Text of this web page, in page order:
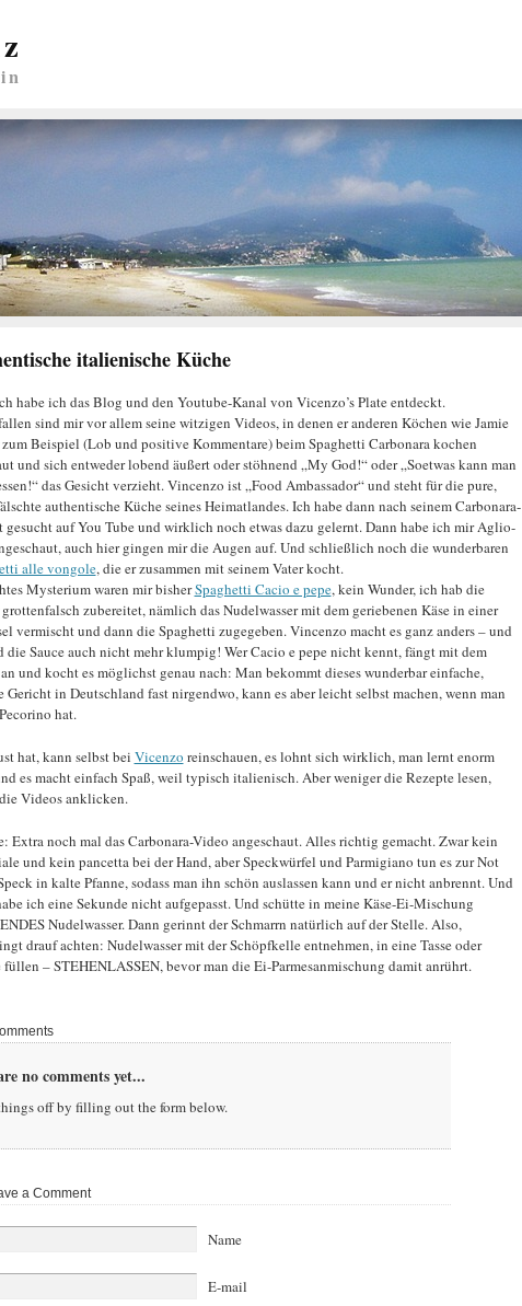
italienische Küche
habe ich das Blog und den Youtube-Kanal von Vicenzo’s Plate entdeckt.
sind mir vor allem seine witzigen Videos, in denen er anderen Köchen wie Jamie
Beispiel (Lob und positive Kommentare) beim Spaghetti Carbonara kochen
und sich entweder lobend äußert oder stöhnend „My God!“ oder „Soetwas kann man
das Gesicht verzieht. Vincenzo ist „Food Ambassador“ und steht für die pure,
authentische Küche seines Heimatlandes. Ich habe dann nach seinem Carbonara-
gesucht auf You Tube und wirklich noch etwas dazu gelernt. Dann habe ich mir Aglio-
auch hier gingen mir die Augen auf. Und schließlich noch die wunderbaren
alle vongole, die er zusammen mit seinem Vater kocht.
Mysterium waren mir bisherSpaghetti Cacio e pepe, kein Wunder, ich hab die
zubereitet, nämlich das Nudelwasser mit dem geriebenen Käse in einer
vermischt und dann die Spaghetti zugegeben. Vincenzo macht es ganz anders – und
die Sauce auch nicht mehr klumpig! Wer Cacio e pepe nicht kennt, fängt mit dem
und kocht es möglichst genau nach: Man bekommt dieses wunderbar einfache,
Gericht in Deutschland fast nirgendwo, kann es aber leicht selbst machen, wenn man
hat.
hat, kann selbst bei Vicenzo reinschauen, es lohnt sich wirklich, man lernt enorm
es macht einfach Spaß, weil typisch italienisch. Aber weniger die Rezepte lesen,
Videos anklicken.
Extra noch mal das Carbonara-Video angeschaut. Alles richtig gemacht. Zwar kein
und kein pancetta bei der Hand, aber Speckwürfel und Parmigiano tun es zur Not
in kalte Pfanne, sodass man ihn schön auslassen kann und er nicht anbrennt. Und
ich eine Sekunde nicht aufgepasst. Und schütte in meine Käse-Ei-Mischung
Nudelwasser. Dann gerinnt der Schmarrn natürlich auf der Stelle. Also,
drauf achten: Nudelwasser mit der Schöpfkelle entnehmen, in eine Tasse oder
füllen – STEHENLASSEN, bevor man die Ei-Parmesanmischung damit anrührt.
no comments yet...
off by filling out the form below.
a Comment
Name
E-mail